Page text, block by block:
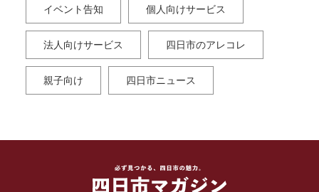
イベント告知 個人向けサービス
法人向けサービス 四日市のアレコレ
親子向け 四日市ニュース